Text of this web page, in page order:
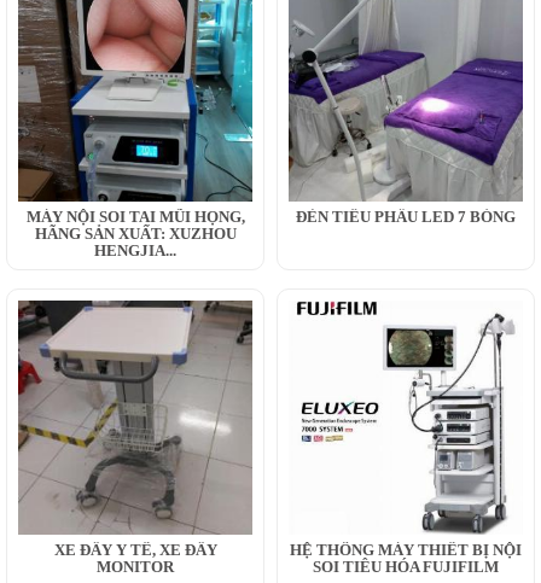
MÁY NỘI SOI TAI MŨI HỌNG,
HÃNG SẢN XUẤT: XUZHOU
HENGJIA...
ĐÈN TIỂU PHẪU LED 7 BÓNG
XE ĐẨY Y TẾ, XE ĐẨY
MONITOR
HỆ THỐNG MÁY THIẾT BỊ NỘI
SOI TIÊU HÓA FUJIFILM